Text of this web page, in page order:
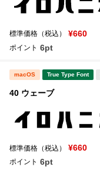
標準価格（税込） ¥660
ポイント 6pt
macOS True Type Font
40 ウェーブ
標準価格（税込） ¥660
ポイント 6pt